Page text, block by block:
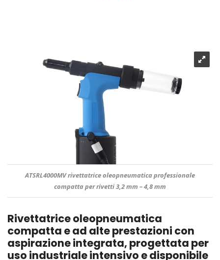
ATSRL4000MV rivettatrice oleopneumatica professionale
compatta per rivetti 3,2 mm – 4,8 mm
Rivettatrice oleopneumatica
compatta e ad alte prestazioni con
aspirazione integrata, progettata per
uso industriale intensivo e disponibile